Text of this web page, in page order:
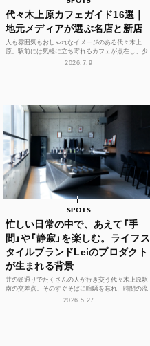
代々木上原カフェガイド16選｜
地元メディアが選ぶ名店と新店
人も雰囲気もおしゃれなイメージのある代々木上
原。駅前には気軽に立ち寄れるカフェが点在し、少
し歩けば、コーヒーやスイーツ、空間づくりにこだ
2026.7.9
SPOTS
忙しい日常の中で、あえて「手
間」や「静寂」を楽しむ。ライフス
タイルブランドLeiのプロダクト
が生まれる背景
井の頭通りでたくさんの人が行き交う代々木上原駅
南の交差点。そのすぐそばに喧騒を忘れ、時間の流
れや感性をフラットに整えられる空間があります。
2026.5.27